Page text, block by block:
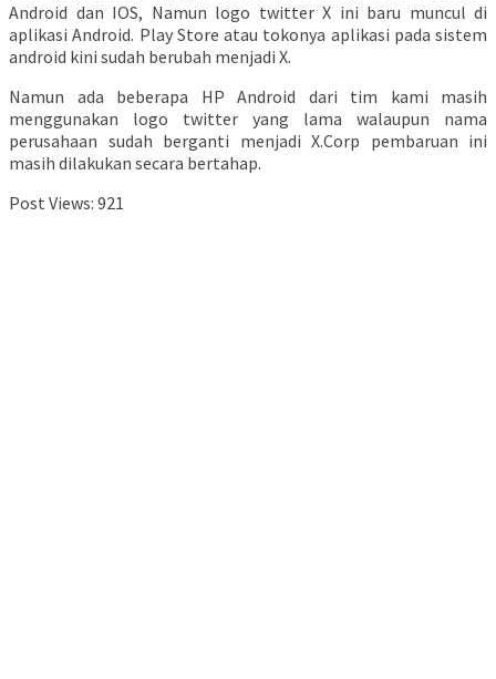
Android dan IOS, Namun logo twitter X ini baru muncul di
aplikasi Android. Play Store atau tokonya aplikasi pada sistem
android kini sudah berubah menjadi X.
Namun ada beberapa HP Android dari tim kami masih
menggunakan logo twitter yang lama walaupun nama
perusahaan sudah berganti menjadi X.Corp pembaruan ini
masih dilakukan secara bertahap.
Post Views: 921